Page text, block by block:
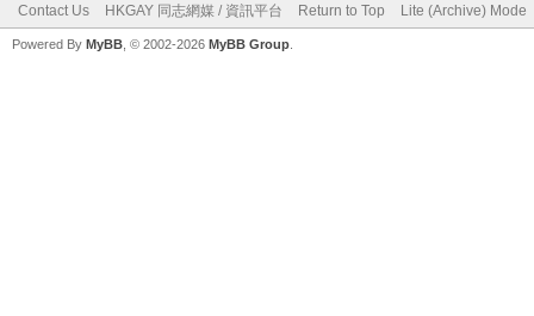
Contact Us HKGAY 同志網媒 / 資訊平台 Return to Top Lite (Archive) Mode
Powered By MyBB , © 2002-2026 MyBB Group